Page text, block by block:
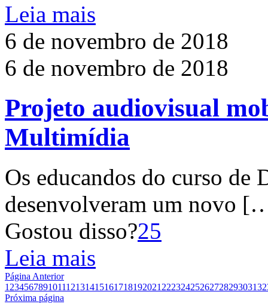
Leia mais
6 de novembro de 2018
6 de novembro de 2018
Projeto audiovisual
Multimídia
Os educandos do curso
desenvolveram um novo
Gostou disso?25
Leia mais
Página Anterior
1 23456789101112131415161718192021 2223242526272829303132
Próxima página